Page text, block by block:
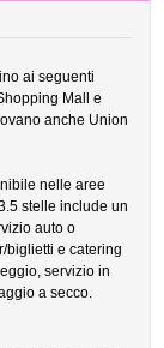
ai seguenti
Mall e
anche Union
nelle aree
stelle include un
auto o
biglietti e catering
servizio in
a secco.